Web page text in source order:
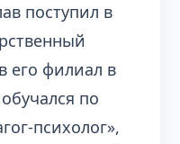
поступил в
его филиал в
по
психолог»,